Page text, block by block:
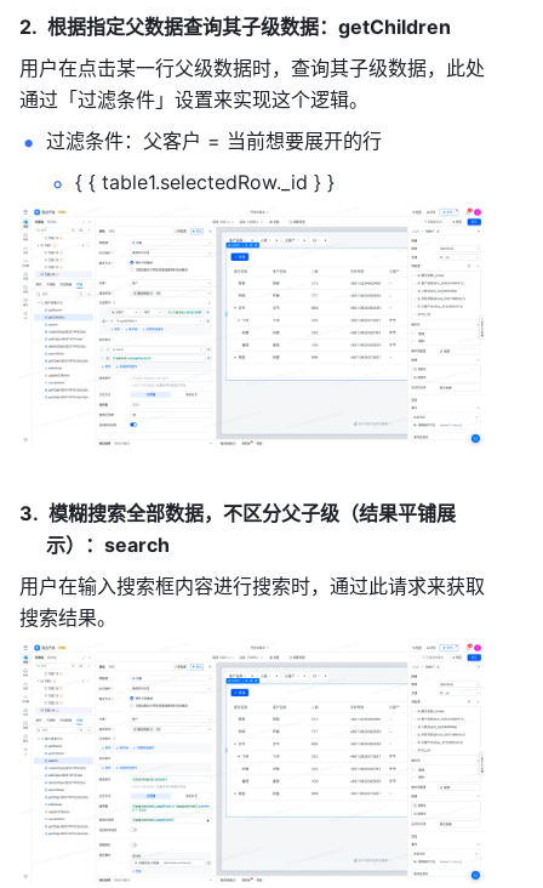
根据指定父数据查询其子级数据：getChildren
用户在点击某一行父级数据时，查询其子级数据，此处
通过「过滤条件」设置来实现这个逻辑。
过滤条件：父客户 = 当前想要展开的行
{ { table1.selectedRow._id } }
模糊搜索全部数据，不区分父子级（结果平铺展
示）：search
用户在输入搜索框内容进行搜索时，通过此请求来获取
搜索结果。